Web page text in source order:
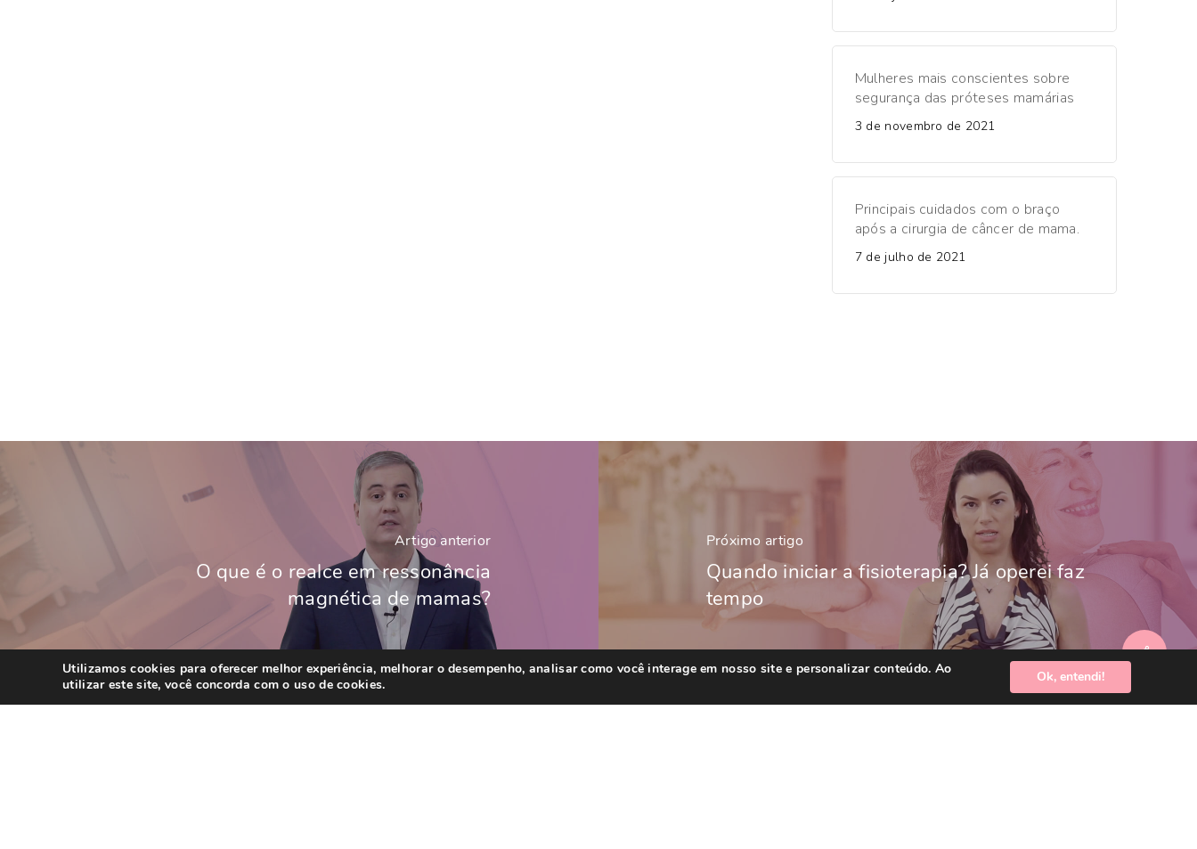
Mulheres mais conscientes sobre
segurança das próteses mamárias
3 de novembro de 2021
Principais cuidados com o braço
após a cirurgia de câncer de mama.
7 de julho de 2021
Artigo anterior
O que é o realce em ressonância
magnética de mamas?
Próximo artigo
Quando iniciar a fisioterapia? Já operei faz
tempo
Utilizamos cookies para oferecer melhor experiência, melhorar o desempenho, analisar como você interage em nosso site e personalizar conteúdo. Ao
utilizar este site, você concorda com o uso de cookies.
Ok, entendi!